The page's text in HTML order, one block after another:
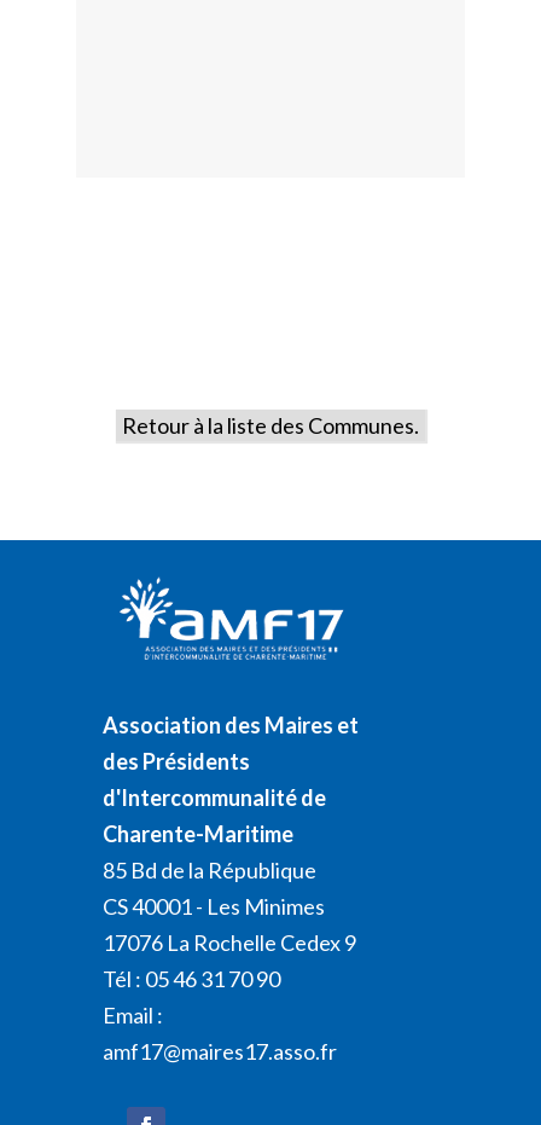
Retour à la liste des Communes.
Association des Maires et
des Présidents
d'Intercommunalité de
Charente-Maritime
85 Bd de la République
CS 40001 - Les Minimes
17076 La Rochelle Cedex 9
Tél : 05 46 31 70 90
Email :
amf17@maires17.asso.fr